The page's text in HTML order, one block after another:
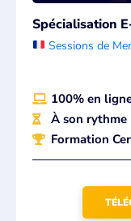
Spécialisation
Sessions de
100% en
À son rythme
Formation